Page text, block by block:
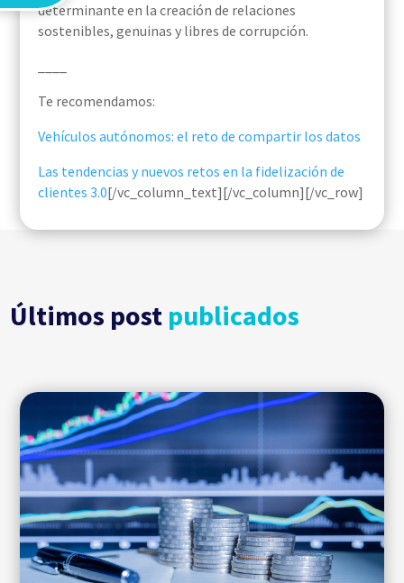
determinante en la creación de relaciones
sostenibles, genuinas y libres de corrupción.
Te recomendamos:
Vehículos autónomos: el reto de compartir los datos
Las tendencias y nuevos retos en la fidelización de
clientes 3.0[/vc_column_text][/vc_column][/vc_row]
Últimos post publicados